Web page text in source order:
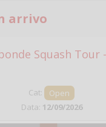
arrivo
Squash Tour
Cat:
Open
Data: 12/09/2026